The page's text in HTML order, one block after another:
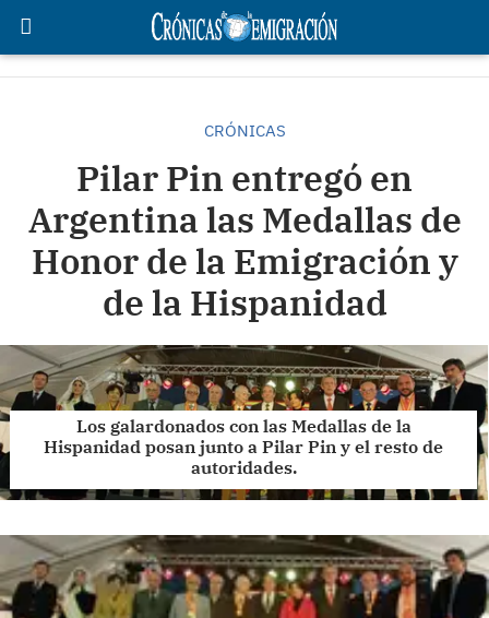
CRÓNICAS
Pilar Pin entregó en
Argentina las Medallas de
Honor de la Emigración y
de la Hispanidad
Los galardonados con las Medallas de la
Hispanidad posan junto a Pilar Pin y el resto de
autoridades.